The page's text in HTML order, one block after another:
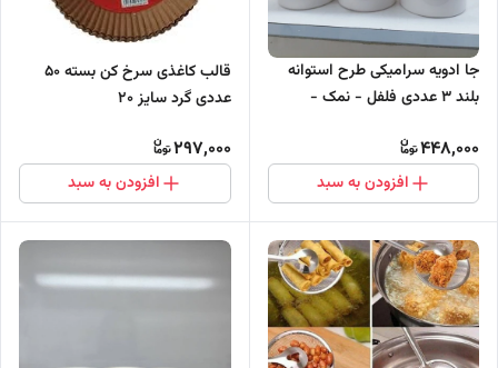
جا ادویه سرامیکی طرح استوانه
بلند 3 عددی فلفل - نمک -
448,000
افزودن به سبد
قالب کاغذی سرخ کن بسته 50
عددی گرد سایز 20
297,000
افزودن به سبد